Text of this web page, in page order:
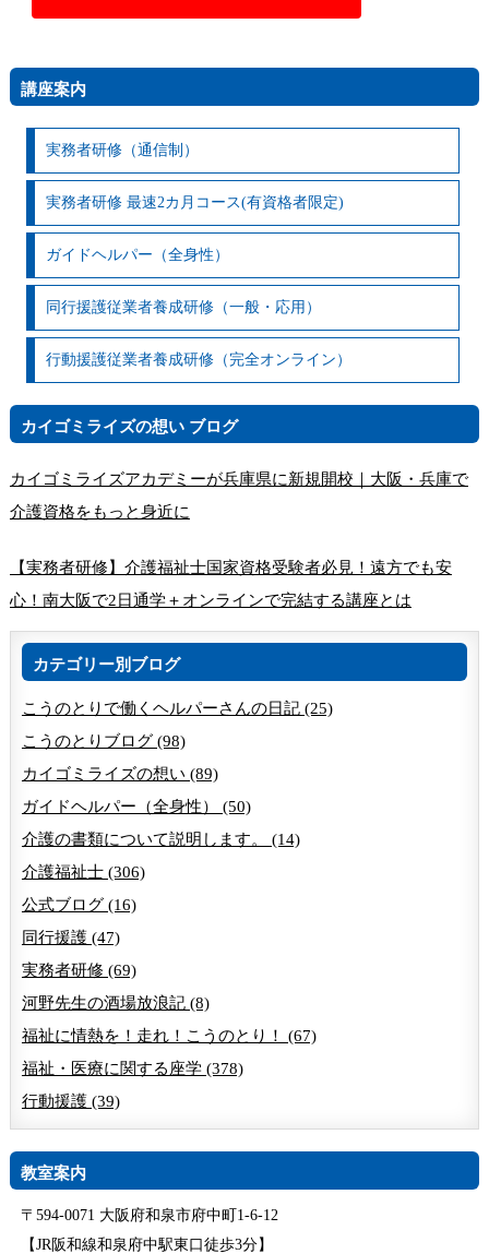
講座案内
実務者研修（通信制）
実務者研修 最速2カ月コース(有資格者限定)
ガイドヘルパー（全身性）
同行援護従業者養成研修（一般・応用）
行動援護従業者養成研修（完全オンライン）
カイゴミライズの想い ブログ
カイゴミライズアカデミーが兵庫県に新規開校｜大阪・兵庫で
介護資格をもっと身近に
【実務者研修】介護福祉士国家資格受験者必見！遠方でも安
心！南大阪で2日通学＋オンラインで完結する講座とは
カテゴリー別ブログ
こうのとりで働くヘルパーさんの日記 (25)
こうのとりブログ (98)
カイゴミライズの想い (89)
ガイドヘルパー（全身性） (50)
介護の書類について説明します。 (14)
介護福祉士 (306)
公式ブログ (16)
同行援護 (47)
実務者研修 (69)
河野先生の酒場放浪記 (8)
福祉に情熱を！走れ！こうのとり！ (67)
福祉・医療に関する座学 (378)
行動援護 (39)
教室案内
〒594-0071 大阪府和泉市府中町1-6-12
【JR阪和線和泉府中駅東口徒歩3分】